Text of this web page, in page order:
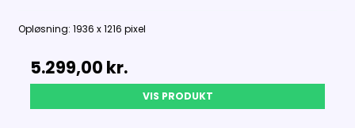
Opløsning: 1936 x 1216 pixel
5.299,00 kr.
VIS PRODUKT